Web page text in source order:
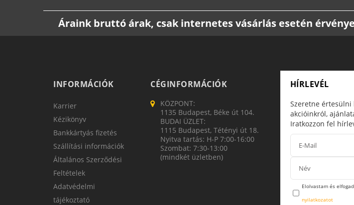
Áraink bruttó árak, csak internetes vásárlás esetén
INFORMÁCIÓK
Karrier
Kézikönyv
Bankkártyás fizetés
Szállítási információk
Általános Szerződési
Feltételek
Adatvédelmi
tájékoztató
CÉGINFORMÁCIÓK
KÖZPONT:
1135 Budapest, Béke út 104.
BUDAI ÜZLET:
1115 Budapest, Tétényi út 18.
Nyitva tartás: H-P 7:00-16:00
Szombat: 7:30-13:00
(mindkét üzletben)
HÍRLEVÉL
Szeretne értesülni
akcióinkról,
Iratkozzon fel
Elolvastam és
nyilatkozatot